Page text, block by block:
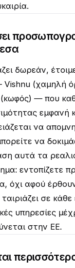
δωρεάν,
(χαμηλή
— που
εμφανή
να
να
αυτά τα
εντοπίζετε
όχι αφού
σε κάθε
υπηρεσίες
στην ΕΕ.
περισσότερο